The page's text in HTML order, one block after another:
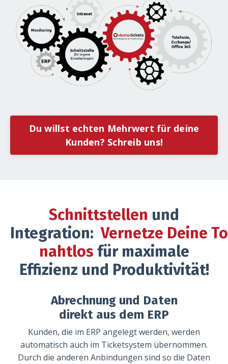
Du willst echten Mehrwert für deine
Kunden? Schreib uns!
Schnittstellen und
Integration: Vernetze Deine
nahtlos für maximale
Effizienz und Produktivität!
Abrechnung und Daten
direkt aus dem ERP
Kunden, die im ERP angelegt werden, werden
automatisch auch im Ticketsystem übernommen.
Durch die anderen Anbindungen sind so die Daten